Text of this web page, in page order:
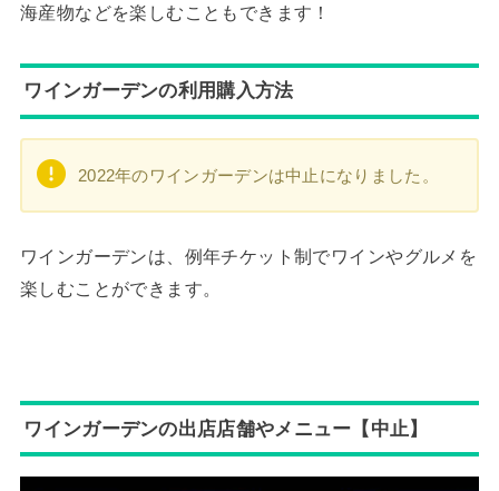
海産物などを楽しむこともできます！
ワインガーデンの利用購入方法
2022年のワインガーデンは中止になりました。
ワインガーデンは、例年チケット制でワインやグルメを
楽しむことができます。
ワインガーデンの出店店舗やメニュー【中止】